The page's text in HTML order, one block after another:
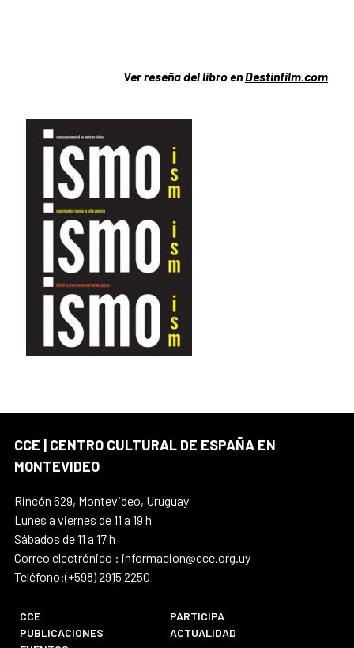
Ver reseña del libro enDestinfilm.com
CCE | CENTRO CULTURAL DE ESPAÑA EN
MONTEVIDEO
Rincón 629, Montevideo, Uruguay
Lunes a viernes de 11 a 19 h
Sábados de 11 a 17 h
Correo electrónico : informacion@cce.org.uy
Teléfono:(+598) 2915 2250
CCE
PARTICIPA
PUBLICACIONES
ACTUALIDAD